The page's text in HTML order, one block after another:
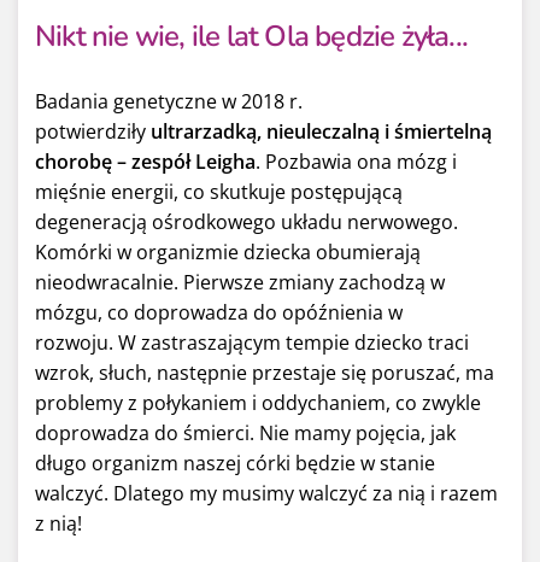
Nikt nie wie, ile lat Ola będzie żyła...
Badania genetyczne w 2018 r.
potwierdziły ultrarzadką, nieuleczalną i śmiertelną
chorobę – zespół Leigha. Pozbawia ona mózg i
mięśnie energii, co skutkuje postępującą
degeneracją ośrodkowego układu nerwowego.
Komórki w organizmie dziecka obumierają
nieodwracalnie. Pierwsze zmiany zachodzą w
mózgu, co doprowadza do opóźnienia w
rozwoju. W zastraszającym tempie dziecko traci
wzrok, słuch, następnie przestaje się poruszać, ma
problemy z połykaniem i oddychaniem, co zwykle
doprowadza do śmierci. Nie mamy pojęcia, jak
długo organizm naszej córki będzie w stanie
walczyć. Dlatego my musimy walczyć za nią i razem
z nią!